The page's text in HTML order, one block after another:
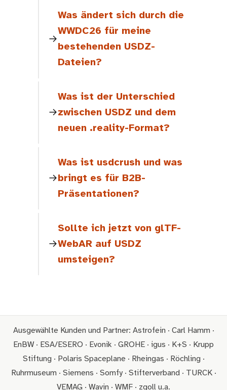
Was ändert sich durch die
WWDC26 für meine
bestehenden USDZ-
Dateien?
Was ist der Unterschied
zwischen USDZ und dem
neuen .reality-Format?
Was ist usdcrush und was
bringt es für B2B-
Präsentationen?
Sollte ich jetzt von glTF-
WebAR auf USDZ
umsteigen?
Ausgewählte Kunden und Partner: Astrofein · Carl Hamm ·
EnBW · ESA/ESERO · Evonik · GROHE · igus · K+S · Krupp
Stiftung · Polaris Spaceplane · Rheingas · Röchling ·
Ruhrmuseum · Siemens · Somfy · Stifterverband · TURCK ·
VEMAG · Wavin · WMF · zgoll u.a.